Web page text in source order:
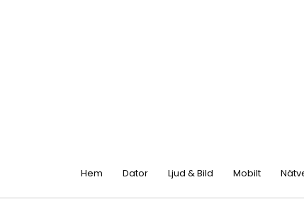
Hem Dator Ljud & Bild Mobilt